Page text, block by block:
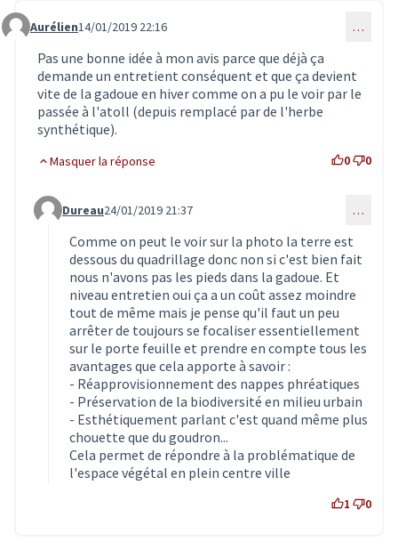
Commentaire 1165
Aurélien14/01/2019 22:16 …
Pas une bonne idée à mon avis parce que déjà ça
demande un entretient conséquent et que ça devient
vite de la gadoue en hiver comme on a pu le voir par le
passée à l'atoll (depuis remplacé par de l'herbe
synthétique).
Masquer la réponse 0 0
Commentaire 1188 (réponse au commentaire 1165)
Dureau24/01/2019 21:37 …
Comme on peut le voir sur la photo la terre est
dessous du quadrillage donc non si c'est bien fait
nous n'avons pas les pieds dans la gadoue. Et
niveau entretien oui ça a un coût assez moindre
tout de même mais je pense qu'il faut un peu
arrêter de toujours se focaliser essentiellement
sur le porte feuille et prendre en compte tous les
avantages que cela apporte à savoir :
- Réapprovisionnement des nappes phréatiques
- Préservation de la biodiversité en milieu urbain
- Esthétiquement parlant c'est quand même plus
chouette que du goudron...
Cela permet de répondre à la problématique de
l'espace végétal en plein centre ville
1 0